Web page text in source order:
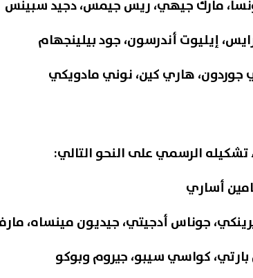
مارك جيهي، ريس جيمس، دجيد سبينس
إيليوت أندرسون، جود بيلينجهام
جوردون، هاري كين، نوني مادويكي
تشكيله الرسمي على النحو التالي:
أساري
جوناس أدجيتي، جيديون مينساه،
كواسي سيبو، جيروم وبوكو
حسين السيد يكشف تفاصيل رحيل
أنس وائل ويؤكد: قرارات الزمالك فنية
فقط